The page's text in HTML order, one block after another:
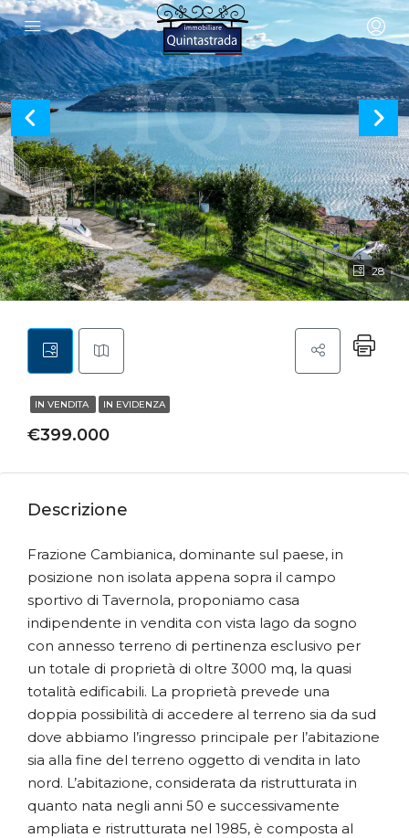
28
IN VENDITA IN EVIDENZA
€399.000
Descrizione
Frazione Cambianica, dominante sul paese, in
posizione non isolata appena sopra il campo
sportivo di Tavernola, proponiamo casa
indipendente in vendita con vista lago da sogno
con annesso terreno di pertinenza esclusivo per
un totale di proprietà di oltre 3000 mq, la quasi
totalità edificabili. La proprietà prevede una
doppia possibilità di accedere al terreno sia da sud
dove abbiamo l’ingresso principale per l’abitazione
sia alla fine del terreno oggetto di vendita in lato
nord. L’abitazione, considerata da ristrutturata in
quanto nata negli anni 50 e successivamente
ampliata e ristrutturata nel 1985, è composta al